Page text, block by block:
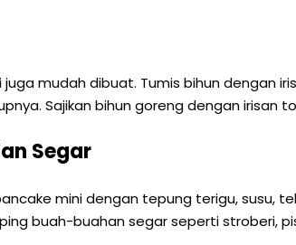
mudah dibuat. Tumis bihun dengan
Sajikan bihun goreng dengan
Segar
mini dengan tepung terigu, susu,
buah-buahan segar seperti stroberi,